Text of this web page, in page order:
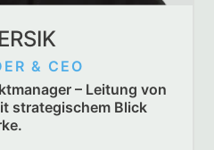
& CEO
– Leitung von
strategischem Blick